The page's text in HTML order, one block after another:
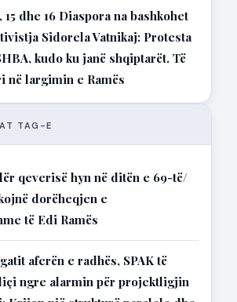
15 dhe 16 Diaspora na bashkohet
Sidorela Vatnikaj: Protesta
kudo ku janë shqiptarët. Të
në largimin e Ramës
TAG-E
qeverisë hyn në ditën e 69-të/
dorëheqjen e
të Edi Ramës
aferën e radhës, SPAK të
ngre alarmin për projektligjin